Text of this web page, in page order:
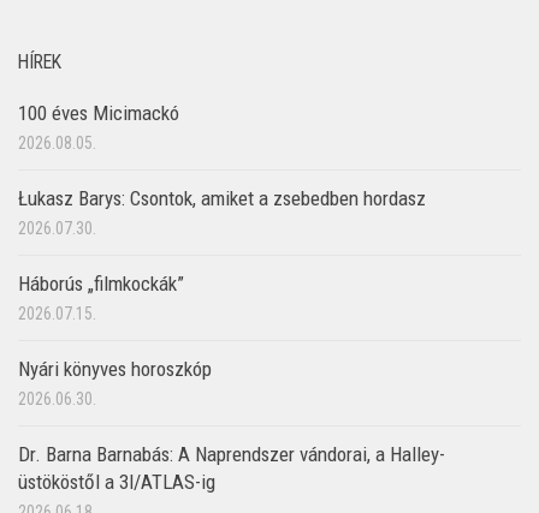
HÍREK
100 éves Micimackó
2026.08.05.
Łukasz Barys: Csontok, amiket a zsebedben hordasz
2026.07.30.
Háborús „filmkockák”
2026.07.15.
Nyári könyves horoszkóp
2026.06.30.
Dr. Barna Barnabás: A Naprendszer vándorai, a Halley-
üstököstől a 3I/ATLAS-ig